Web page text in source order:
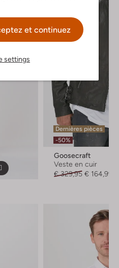
et continuez
settings
Dernières pièces
-50%
Goosecraft
Veste en cuir
€ 329,95 € 164,99